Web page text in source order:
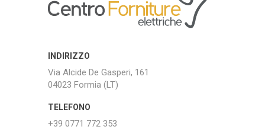
INDIRIZZO
Via Alcide De Gasperi, 161
04023 Formia (LT)
TELEFONO
+39 0771 772 353